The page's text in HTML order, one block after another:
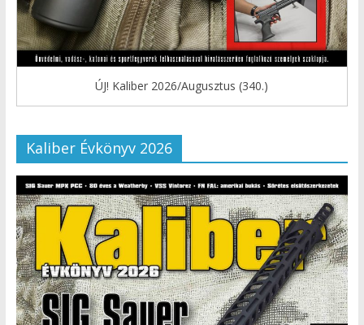
ÚJ! Kaliber 2026/Augusztus (340.)
Kaliber Évkönyv 2026